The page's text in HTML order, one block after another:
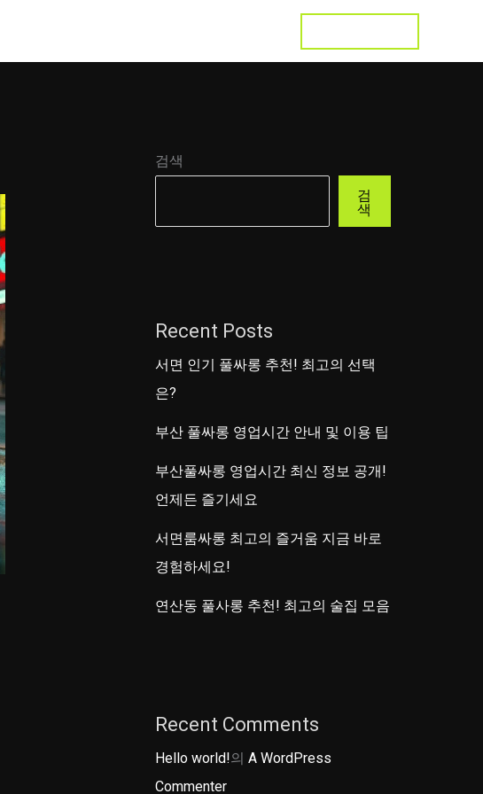
검색
검
색
Recent Posts
서면 인기 풀싸롱 추천! 최고의 선택
은?
부산 풀싸롱 영업시간 안내 및 이용 팁
부산풀싸롱 영업시간 최신 정보 공개!
언제든 즐기세요
서면룸싸롱 최고의 즐거움 지금 바로
경험하세요!
연산동 풀사롱 추천! 최고의 술집 모음
Recent Comments
Hello world!의 A WordPress
Commenter